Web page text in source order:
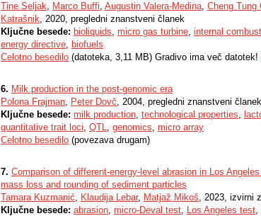
Tine Seljak, Marco Buffi, Augustin Valera-Medina, Cheng Tung
Katrašnik, 2020, pregledni znanstveni članek
Ključne besede: bioliquids, micro gas turbine, internal
energy directive, biofuels
Celotno besedilo (datoteka, 3,11 MB) Gradivo ima več datotek!
6. Milk production in the post-genomic era
Polona Frajman, Peter Dovč, 2004, pregledni znanstveni članek
Ključne besede: milk production, technological properties,
quantitative trait loci, QTL, genomics, micro array
Celotno besedilo (povezava drugam)
7. Comparison of different-energy-level abrasion in Los
mass loss and rounding of sediment particles
Tamara Kuzmanić, Klaudija Lebar, Matjaž Mikoš, 2023, izvirni
Ključne besede: abrasion, micro-Deval test, Los Angeles test,